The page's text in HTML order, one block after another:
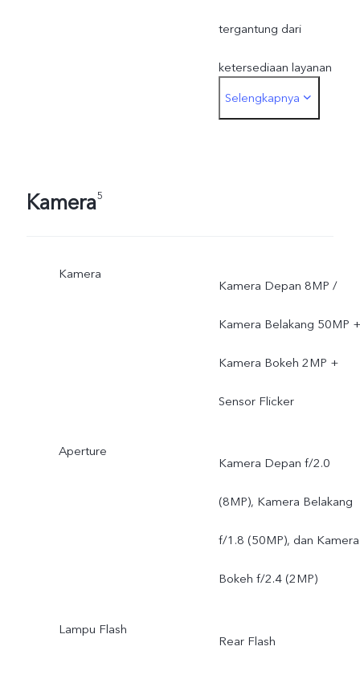
tergantung dari
ketersediaan layanan
jaringan operator,
Selengkapnya
Kamera5
Kamera
Kamera Depan 8MP /
Kamera Belakang 50MP +
Kamera Bokeh 2MP +
Sensor Flicker
Aperture
Kamera Depan f/2.0
(8MP), Kamera Belakang
f/1.8 (50MP), dan Kamera
Bokeh f/2.4 (2MP)
Lampu Flash
Rear Flash